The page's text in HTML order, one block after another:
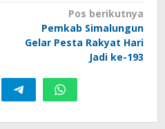
Pos berikutnya
Pemkab Simalungun
Gelar Pesta Rakyat Hari
Jadi ke-193